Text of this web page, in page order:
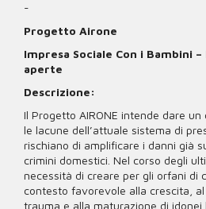
-
Progetto Airone
Impresa Sociale Con i Bambini
aperte
Descrizione:
Il Progetto AIRONE intende dare
le lacune dell’attuale sistema di
rischiano di amplificare i danni già
crimini domestici. Nel corso degli
necessità di creare per gli orfani di
contesto favorevole alla crescita,
trauma e alla maturazione di idonei